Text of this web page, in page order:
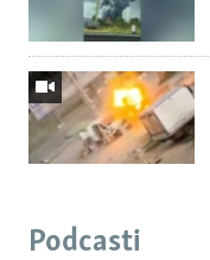
Podcasti